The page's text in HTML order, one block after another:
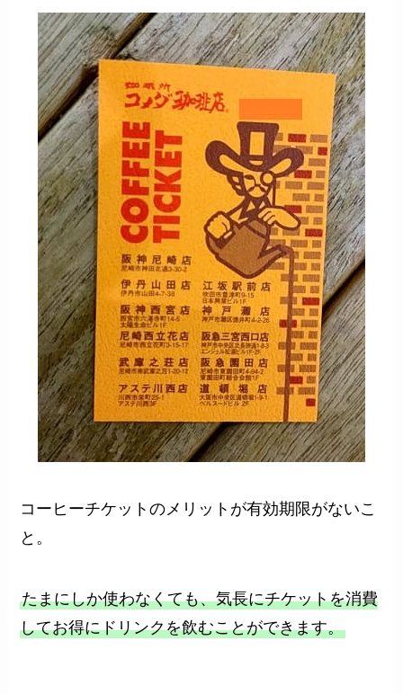
コーヒーチケットのメリットが有効期限がないこ
と。
たまにしか使わなくても、気長にチケットを消費
してお得にドリンクを飲むことができます。